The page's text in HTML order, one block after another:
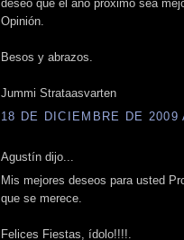
deseo que el año proximo sea
Opinión.
Besos y abrazos.
Jummi Strataasvarten
18 DE DICIEMBRE DE 2009
Agustín dijo...
Mis mejores deseos para usted
que se merece.
Felices Fiestas, ídolo!!!!.